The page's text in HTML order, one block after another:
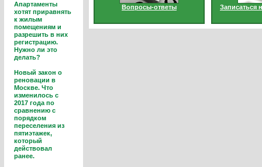
Апартаменты
хотят приравнять
к жилым
помещениям и
разрешить в них
регистрацию.
Нужно ли это
делать?
Новый закон о
реновации в
Москве. Что
изменилось с
2017 года по
сравнению с
порядком
переселения из
пятиэтажек,
который
действовал
ранее.
Вопросы-ответы Записаться